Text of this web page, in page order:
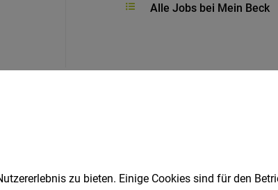
Alle Jobs bei Mein Beck
Ähnliche Jobs
zu bieten. Einige Cookies sind für den